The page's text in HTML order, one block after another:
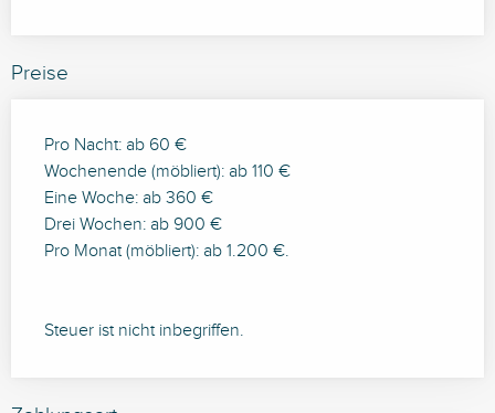
Preise
Pro Nacht: ab 60 €
Wochenende (möbliert): ab 110 €
Eine Woche: ab 360 €
Drei Wochen: ab 900 €
Pro Monat (möbliert): ab 1.200 €.
Steuer ist nicht inbegriffen.